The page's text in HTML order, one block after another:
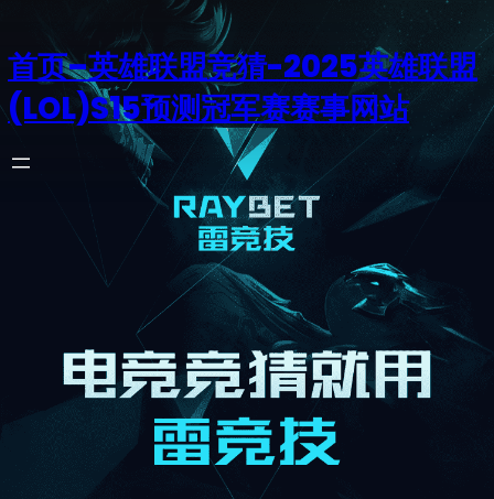
首页–英雄联盟竞猜-2025英雄联盟
(LOL)S15预测冠军赛赛事网站